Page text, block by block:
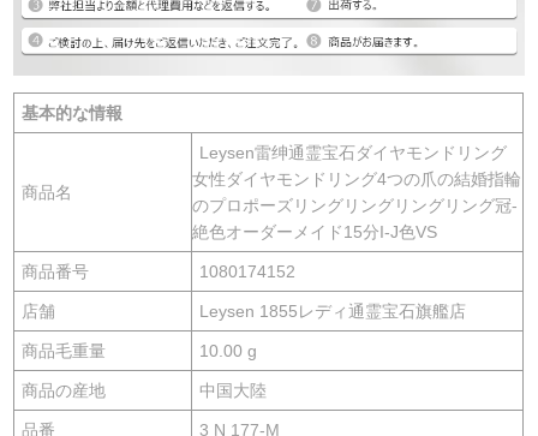
基本的な情報
商品名
Leysen雷绅通霊宝石ダイヤモンドリング
女性ダイヤモンドリング4つの爪の結婚指輪
のプロポーズリングリングリングリング冠-
絶色オーダーメイド15分I-J色VS
商品番号 1080174152
店舗 Leysen 1855レディ通霊宝石旗艦店
商品毛重量 10.00 g
商品の産地 中国大陸
品番 3 N 177-M_